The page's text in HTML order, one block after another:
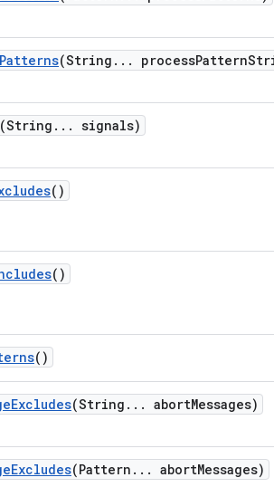
Patterns(String . . . processPattern
(String . . . signals)
()
()
()
Excludes(String . . . abortMessages)
Excludes(Pattern . . . abortMessages)